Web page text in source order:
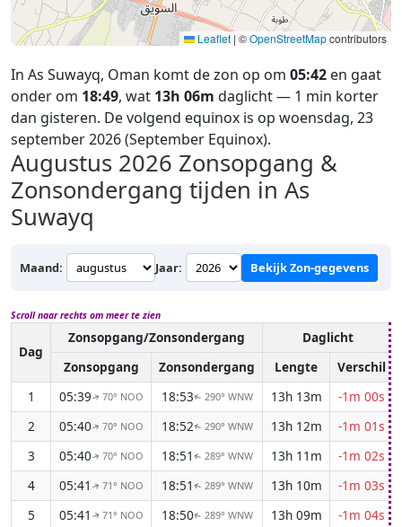
Leaflet | ©OpenStreetMapcontributors
In As Suwayq, Oman komt de zon op om 05:42 en gaat
onder om 18:49, wat 13h 06m daglicht — 1 min korter
dan gisteren. De volgend equinox is op woensdag, 23
september 2026 (September Equinox).
Augustus 2026 Zonsopgang &
Zonsondergang tijden in As
Suwayq
Maand: Jaar: Bekijk Zon-gegevens
Scroll naar rechts om meer te zien
Dag
Zonsopgang/Zonsondergang Daglicht
Zonsopgang
Zonsondergang Lengte
Verschil
1
05:39↑ 70° NOO 18:53↑ 290° WNW 13h 13m
-1m 00s
2
05:40↑ 70° NOO 18:52↑ 290° WNW 13h 12m
-1m 01s
3
05:40↑ 70° NOO 18:51 ↑ 289° WNW 13h 11m
-1m 02s
4
05:41 ↑ 71° NOO 18:51 ↑ 289° WNW 13h 10m
-1m 03s
5
05:41 ↑ 71° NOO 18:50↑ 289° WNW 13h 09m
-1m 04s